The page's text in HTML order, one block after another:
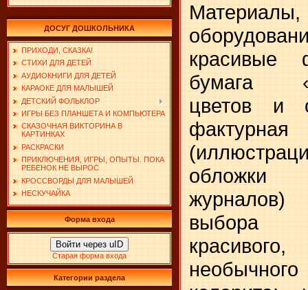
ДОСУГ ДОШКОЛЬНИКА
ПРИХОДИ, СКАЗКА!
СТИХИ ДЛЯ ДЕТЕЙ
АУДИОКНИГИ ДЛЯ ДЕТЕЙ
КАРАОКЕ ДЛЯ МАЛЫШЕЙ
ДЕТСКИЙ ФОЛЬКЛОР
ИГРЫ БЕЗ ПЛАНШЕТА И КОМПЬЮТЕРА
СКАЗОЧНАЯ ВИКТОРИНА В
КАРТИНКАХ
РАСКРАСКИ
ПРИКЛЮЧЕНИЯ, ИГРЫ, ОПЫТЫ. ПОКА
РЕБЕНОК НЕ ВЫРОС
КРОССВОРДЫ ДЛЯ МАЛЫШЕЙ
НЕСКУЧАЙКА
Форма входа
Войти через uID
Старая форма входа
Категории раздела
красивые
бумага
цветов и
облож­ки
выбора
красивого,
необычного